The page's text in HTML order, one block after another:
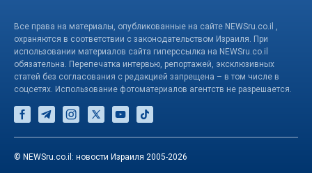
Все права на материалы, опубликованные на сайте NEWSru.co.il ,
охраняются в соответствии с законодательством Израиля. При
использовании материалов сайта гиперссылка на NEWSru.co.il
обязательна. Перепечатка интервью, репортажей, эксклюзивных
статей без согласования с редакцией запрещена – в том числе в
соцсетях. Использование фотоматериалов агентств не разрешается.
© NEWSru.co.il: новости Израиля 2005-2026